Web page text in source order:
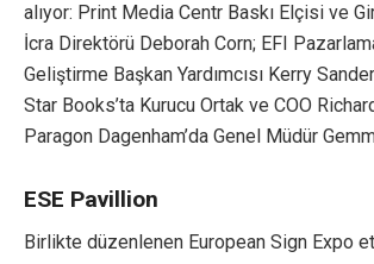
alıyor: Print Media Centr Baskı Elçisi ve
İcra Direktörü Deborah Corn; EFI
Geliştirme Başkan Yardımcısı Kerry
Star Books’ta Kurucu Ortak ve COO
Paragon Dagenham’da Genel Müdür
ESE Pavillion
Birlikte düzenlenen European Sign Expo